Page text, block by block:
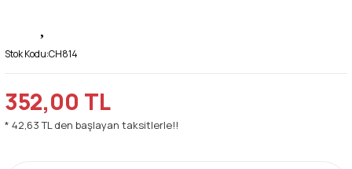
Stok Kodu:CH814
352,00 TL
* 42,63 TL den başlayan taksitlerle!!